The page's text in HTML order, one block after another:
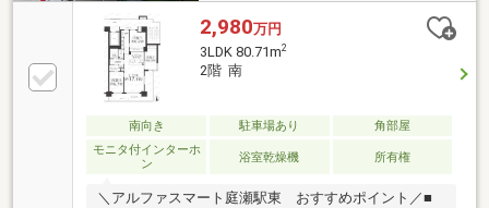
2,980万円
3LDK 80.71m2
2階 南
南向き 駐車場あり
角部屋
モニタ付インターホ
ン
浴室乾燥機 所有権
＼アルファスマート庭瀬駅東 おすすめポイント／■